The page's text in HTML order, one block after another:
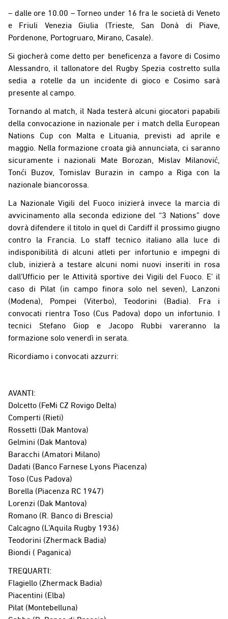
– dalle ore 10.00 – Torneo under 16 fra le società di Veneto
e Friuli Venezia Giulia (Trieste, San Donà di Piave,
Pordenone, Portogruaro, Mirano, Casale).
Si giocherà come detto per beneficenza a favore di Cosimo
Alessandro, il tallonatore del Rugby Spezia costretto sulla
sedia a rotelle da un incidente di gioco e Cosimo sarà
presente al campo.
Tornando al match, il Nada testerà alcuni giocatori papabili
della convocazione in nazionale per i match della European
Nations Cup con Malta e Lituania, previsti ad aprile e
maggio. Nella formazione croata già annunciata, ci saranno
sicuramente i nazionali Mate Borozan, Mislav Milanović,
Tonći Buzov, Tomislav Burazin in campo a Riga con la
nazionale biancorossa.
La Nazionale Vigili del Fuoco inizierà invece la marcia di
avvicinamento alla seconda edizione del “3 Nations” dove
dovrà difendere il titolo in quel di Cardiff il prossimo giugno
contro la Francia. Lo staff tecnico italiano alla luce di
indisponibilità di alcuni atleti per infortunio e impegni di
club, inizierà a testare alcuni nomi nuovi inseriti in rosa
dall’Ufficio per le Attività sportive dei Vigili del Fuoco. E’ il
caso di Pilat (in campo finora solo nel seven), Lanzoni
(Modena), Pompei (Viterbo), Teodorini (Badia). Fra i
convocati rientra Toso (Cus Padova) dopo un infortunio. I
tecnici Stefano Giop e Jacopo Rubbi vareranno la
formazione solo venerdì in serata.
Ricordiamo i convocati azzurri:
AVANTI:
Dolcetto (FeMi CZ Rovigo Delta)
Comperti (Rieti)
Rossetti (Dak Mantova)
Gelmini (Dak Mantova)
Baracchi (Amatori Milano)
Dadati (Banco Farnese Lyons Piacenza)
Toso (Cus Padova)
Borella (Piacenza RC 1947)
Lorenzi (Dak Mantova)
Romano (R. Banco di Brescia)
Calcagno (L’Aquila Rugby 1936)
Teodorini (Zhermack Badia)
Biondi ( Paganica)
TREQUARTI:
Flagiello (Zhermack Badia)
Piacentini (Elba)
Pilat (Montebelluna)